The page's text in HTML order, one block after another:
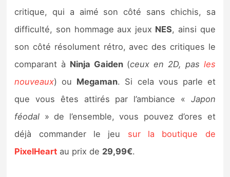
critique, qui a aimé son côté sans chichis, sa
difficulté, son hommage aux jeux NES, ainsi que
son côté résolument rétro, avec des critiques le
comparant à Ninja Gaiden(ceux en 2D, pas les
nouveaux) ou Megaman. Si cela vous parle et
que vous êtes attirés par l’ambiance « Japon
féodal » de l’ensemble, vous pouvez d’ores et
déjà commander le jeu sur la boutique de
PixelHeart au prix de 29,99€.